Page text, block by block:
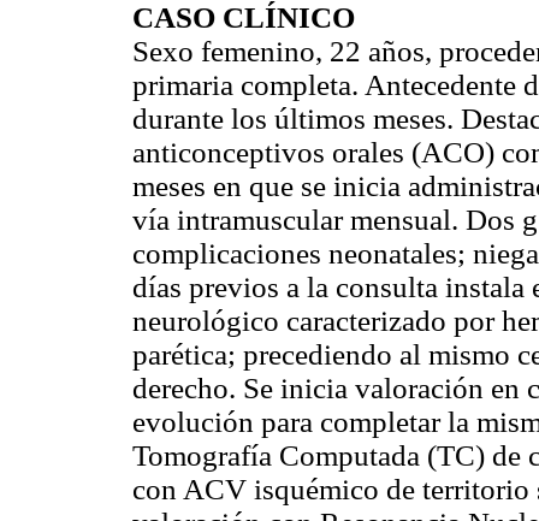
CASO CLÍNICO
Sexo femenino, 22 años,
primaria completa. Antecedente
durante los últimos meses.
anticonceptivos orales (ACO)
meses en que se inicia
vía intramuscular mensual. Dos
complicaciones neonatales;
días previos a la consulta
neurológico caracterizado por
parética; precediendo al mismo
derecho. Se inicia valoración en
evolución para completar la
Tomografía Computada (TC) de
con ACV isquémico de territorio